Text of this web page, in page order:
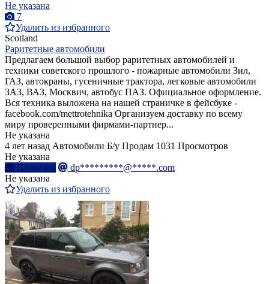
Не указана
7
Удалить из избранного
Scotland
Раритетные автомобили
Предлагаем большой выбор раритетных автомобилей и
техники советского прошлого - пожарные автомобили Зил,
ГАЗ, автокраны, гусеничные трактора, легковые автомобили
ЗАЗ, ВАЗ, Москвич, автобус ПАЗ. Официальное оформление.
Вся техника выложена на нашей страничке в фейсбуке -
facebook.com/mettrotehnika Организуем доставку по всему
миру проверенными фирмами-партнер...
Не указана
4 лет назад Автомобили Б/у Продам 1031 Просмотров
Не указана
Написать
dp*********@*****.com
Не указана
Удалить из избранного